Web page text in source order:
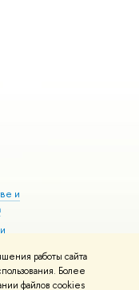
работы сайта
Более
файлов cookies
и